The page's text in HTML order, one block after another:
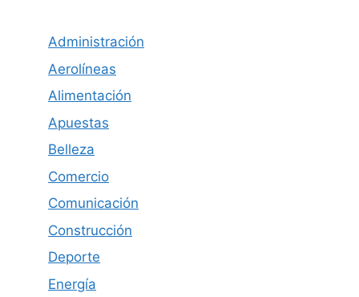
Administración
Aerolíneas
Alimentación
Apuestas
Belleza
Comercio
Comunicación
Construcción
Deporte
Energía